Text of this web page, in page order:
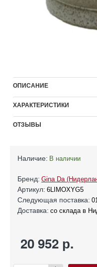
ОПИСАНИЕ
ХАРАКТЕРИСТИКИ
ОТЗЫВЫ
Наличие: В наличии
Бренд: Gina Da
Артикул: 6LIMOXYG5
Следующая поставка:
Доставка: со склада в
20 952 р.